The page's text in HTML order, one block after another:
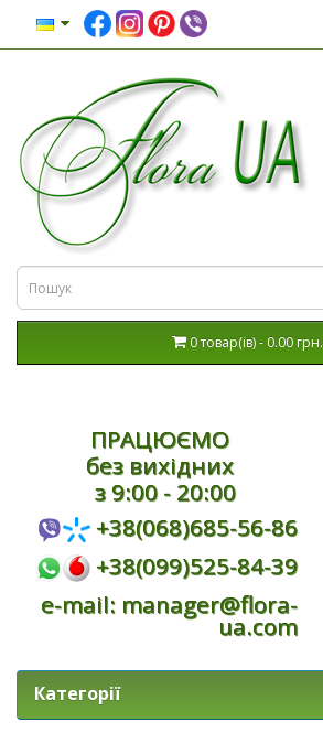
0 товар(ів) - 0.00 грн.
ПРАЦЮЄМО
без вихідних
з 9:00 - 20:00
+38(068)685-56-86
+38(099)525-84-39
e-mail: manager@flora-
ua.com
Категорії